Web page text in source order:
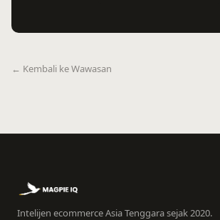
← Kembali ke Wawasan
Intelijen ecommerce Asia Tenggara sejak 2020.